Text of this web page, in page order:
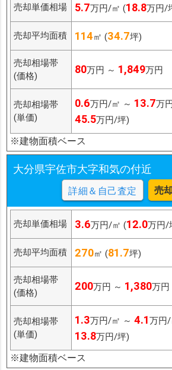
売却単価相場 5.7万円/㎡ (18.8万円/
売却平均面積 114㎡ (34.7坪)
売却相場帯
(価格)
80万円 ～ 1,849万円
売却相場帯
(単価)
0.6万円/㎡ ～ 13.7万
45.5万円/坪)
※建物面積ベース
大分県宇佐市大字和気の付近
詳細＆自己査定 売
売却単価相場 3.6万円/㎡ (12.0万円/
売却平均面積 270㎡ (81.7坪)
売却相場帯
(価格)
200万円 ～ 1,380万円
売却相場帯
(単価)
1.3万円/㎡ ～ 4.1万円
13.8万円/坪)
※建物面積ベース